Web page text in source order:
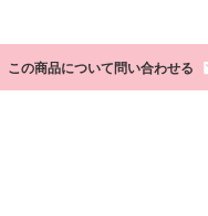
この商品について問い合わせる